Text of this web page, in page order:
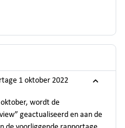
1 oktober 2022
wordt de
geactualiseerd en aan de